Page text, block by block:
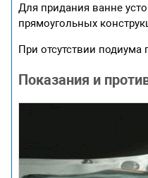
Для придания ванне
прямоугольных
При отсутствии
Показания и